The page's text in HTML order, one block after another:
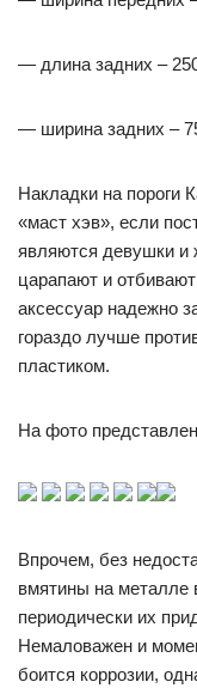
— длина задних –
— ширина задних –
Накладки на пороги
«маст хэв», если
являются девушки
царапают и
аксессуар надежно
гораздо лучше
пластиком.
На фото
Впрочем, без
вмятины на металле
периодически их
Немаловажен и
боится коррозии,